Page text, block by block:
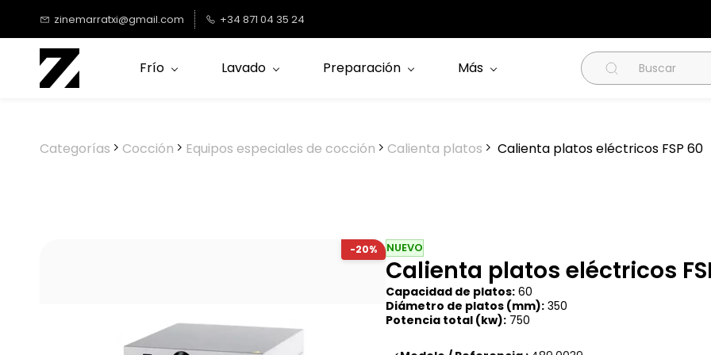
contenido
principal
zinemarratxi@gmail.com +34 871 04 35 24
Frío Lavado Preparación Más
Categorías Cocción Equipos especiales de cocción Calienta platos Calienta platos eléctricos FSP 60
-20% NUEVO
Calienta platos eléctricos
Capacidad de platos: 60
Diámetro de platos (mm): 350
Potencia total (kw): 750